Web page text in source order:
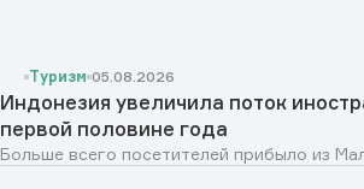
Туризм 05.08.2026
Индонезия увеличила поток
первой половине года
Больше всего посетителей прибыло из